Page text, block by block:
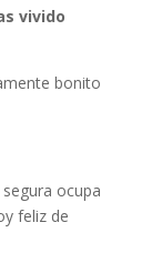
vivido
bonito
ocupa
feliz de